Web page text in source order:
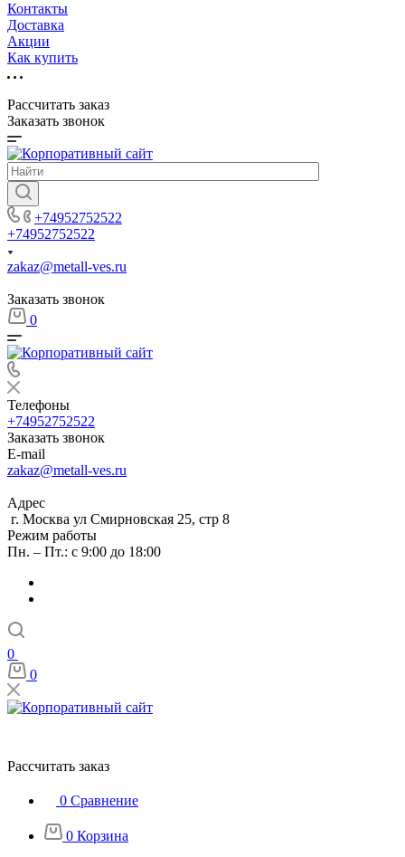
Контакты
Доставка
Акции
Как купить
Рассчитать заказ
Заказать звонок
+74952752522
+74952752522
zakaz@metall-ves.ru
Заказать звонок
0
Телефоны
+74952752522
Заказать звонок
E-mail
zakaz@metall-ves.ru
Адрес
г. Москва ул Смирновская 25, стр 8
Режим работы
Пн. – Пт.: с 9:00 до 18:00
0
0
Рассчитать заказ
0 Сравнение
0 Корзина